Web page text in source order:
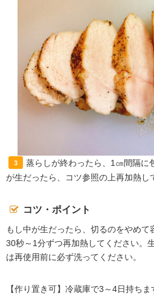
3
蒸らしが終わったら、1㎝間隔
が生だったら、コツ参照の上再加熱し
コツ・ポイント
もし中が生だったら、切るのをやめて
30秒～1分ずつ再加熱してください。
は再使用前に必ず洗ってください。
【作り置き可】冷蔵庫で3～4日持ちま